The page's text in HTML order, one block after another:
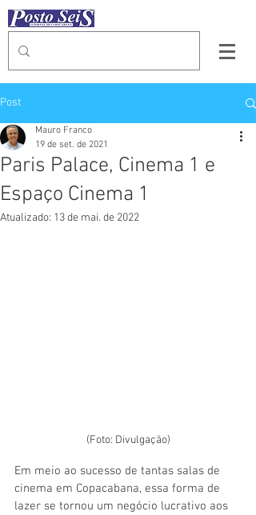
Post
Paris Palace, Cinema 1 e
Espaço Cinema 1
Mauro Franco
19 de set. de 2021
Atualizado: 13 de mai. de 2022
(Foto: Divulgação)
Em meio ao sucesso de tantas salas de
cinema em Copacabana, essa forma de
lazer se tornou um negócio lucrativo aos